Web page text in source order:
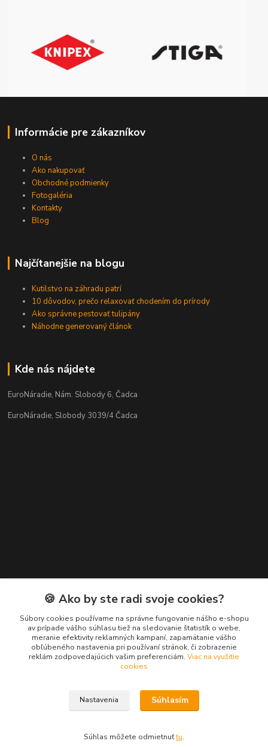
Informácie pre zákazníkov
O nás
Ako nakupovať
Obchodné podmienky
Fotogaléria
Kontakty
Blog
Najčítanejšie na blogu
Kutilstvo na záhradu patrí
10 dôvodov, prečo relaxovať chodením do prírody
Ako správne pestovať tulipány
Náhodne generovaný článok
Kde nás nájdete
EuroNáradie, Nám. Slobody 6, Čadca
EuroNáradie, Slobody 3039/4 Čadca
Kontakty
Zákaznícka podpora EuroNáradie
+421 911 629 846
(Po-Pia, 8-16 hod.)
info@euronaradie.sk
🍪 Ako by ste radi svoje cookies?
Súbory cookies používame na správne fungovanie nášho e-shopu
av prípade vášho súhlasu tiež na sledovanie štatistík o webe,
meranie efektivity reklamných kampaní, zapamätanie vášho
obľúbeného nastavenia pri používaní stránok, či zobrazenie
reklám zodpovedajúcich vašim preferenciám. Viac na využitie
cookies
Nastavenia Súhlasím
Súhlas môžete odmietnuťtu.